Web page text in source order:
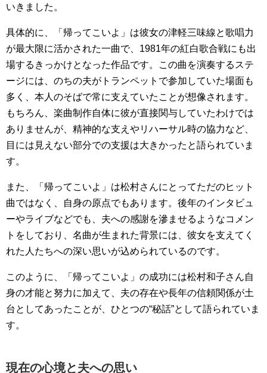
いきました。
具体的に、「帰ってこいよ」は彼女の津軽三味線と歌唱力
が最大限に活かされた一曲で、1981年の紅白歌合戦にも出
場するきっかけとなった作品です。この曲を演奏するステ
ージには、のちの夫がトランペットで参加していた場面も
多く、本人のそばで常に支えていたことが想像されます。
もちろん、楽曲制作自体に彼が直接関与していたわけでは
ありませんが、精神的な支えやリハーサル時の協力など、
目には見えない部分での支援は大きかったと語られていま
す。
また、「帰ってこいよ」は松村さんにとってただのヒット
曲ではなく、自身の原点でもあります。後年のインタビュ
ーやライブなどでも、夫への感謝を滲ませるようなコメン
トをしており、名曲が生まれた背景には、彼女を支えてく
れた人たちへの深い思いが込められているのです。
このように、「帰ってこいよ」の成功には松村和子さん自
身の才能と努力に加えて、夫の存在や長年の信頼関係が土
台としてあったことが、ひとつの“秘話”として語られていま
す。
現在の心境と夫への思い